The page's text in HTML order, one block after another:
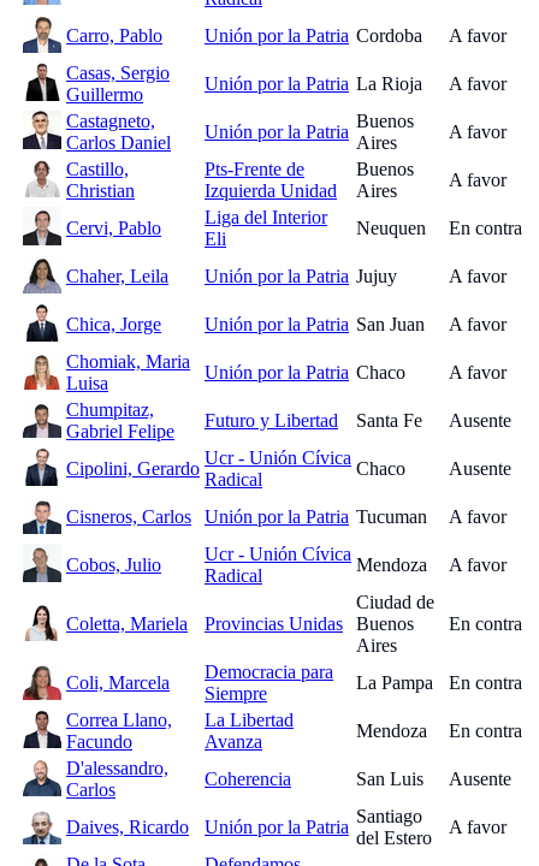
Carro, Pablo Unión por la Patria Cordoba
A favor
Casas, Sergio
Guillermo
Unión por la Patria La Rioja
A favor
Castagneto,
Carlos Daniel
Unión por la Patria
Buenos
Aires
A favor
Castillo,
Christian
Pts-Frente de
Izquierda Unidad
Buenos
Aires
A favor
Cervi, Pablo
Liga del Interior
Eli
Neuquen En contra
Chaher, Leila Unión por la Patria Jujuy A favor
Chica, Jorge Unión por la Patria San Juan
A favor
Chomiak, Maria
Luisa
Unión por la Patria Chaco
A favor
Chumpitaz,
Gabriel Felipe
Futuro y Libertad Santa Fe Ausente
Cipolini, Gerardo
Ucr - Unión Cívica
Radical
Chaco Ausente
Cisneros, Carlos Unión por la Patria Tucuman A favor
Cobos, Julio
Ucr - Unión Cívica
Radical
Mendoza A favor
Coletta, Mariela Provincias Unidas
Ciudad de
Buenos
Aires
En contra
Coli, Marcela
Democracia para
Siempre
La Pampa
En contra
Correa Llano,
Facundo
La Libertad
Avanza
Mendoza
En contra
D'alessandro,
Carlos
Coherencia San Luis Ausente
Daives, Ricardo Unión por la Patria
Santiago
del Estero
A favor